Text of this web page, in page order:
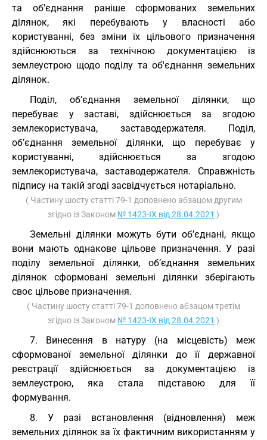
та об'єднання раніше сформованих земельних
ділянок, які перебувають у власності або
користуванні, без зміни їх цільового призначення
здійснюються за технічною документацією із
землеустрою щодо поділу та об'єднання земельних
ділянок.
Поділ, об’єднання земельної ділянки, що
перебуває у заставі, здійснюється за згодою
землекористувача, заставодержателя. Поділ,
об’єднання земельної ділянки, що перебуває у
користуванні, здійснюється за згодою
землекористувача, заставодержателя. Справжність
підпису на такій згоді засвідчується нотаріально.
( Частину шосту статті 79-1 доповнено абзацом другим
згідно із Законом № 1423-IX від 28.04.2021 )
Земельні ділянки можуть бути об’єднані, якщо
вони мають однакове цільове призначення. У разі
поділу земельної ділянки, об’єднання земельних
ділянок сформовані земельні ділянки зберігають
своє цільове призначення.
( Частину шосту статті 79-1 доповнено абзацом третім
згідно із Законом № 1423-IX від 28.04.2021 )
7. Винесення в натуру (на місцевість) меж
сформованої земельної ділянки до її державної
реєстрації здійснюється за документацією із
землеустрою, яка стала підставою для її
формування.
8. У разі встановлення (відновлення) меж
земельних ділянок за їх фактичним використанням у